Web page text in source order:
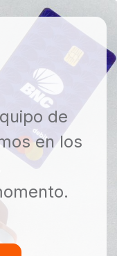
de
en los